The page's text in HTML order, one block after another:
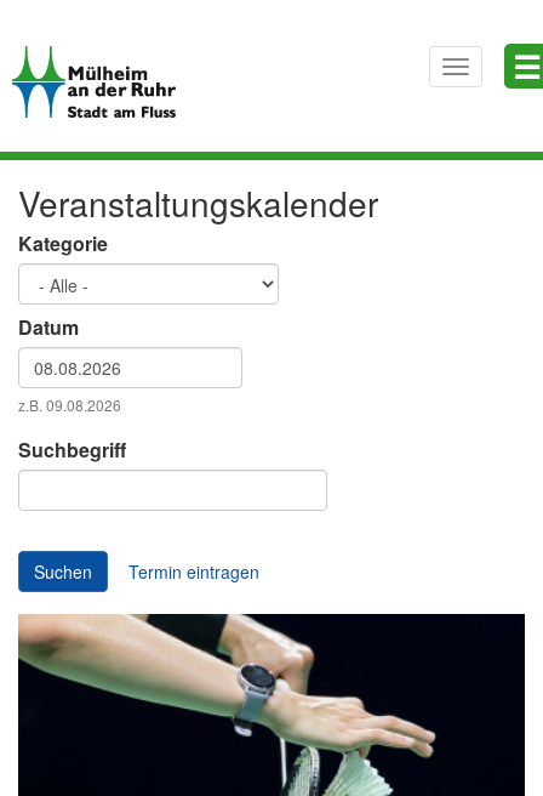
zum
Inhalt
Toggle
navigation
☰
Veranstaltungskalender
Kategorie
Datum
Datum
z.B. 09.08.2026
Datum
Suchbegriff
Suchen Termin eintragen